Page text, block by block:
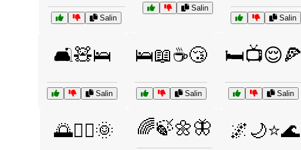
Salin
Salin
Salin
🛋️🧸🛌
Salin
🛌📖☕😴
Salin
🛏️📺😌🍕
Salin
🌅🏄‍♀️🌞 🌈🍃🌼🦋 🌌🌙⭐🌊